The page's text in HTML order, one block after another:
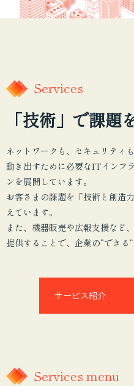
Services
「技術」で課題
ネットワークも、セキュリティ
動き出すために必要なITインフ
ンを展開しています。
お客さまの課題を「技術と創造
えています。
また、機器販売や広報支援など
提供することで、企業の“できる”
サービス紹介
Services menu